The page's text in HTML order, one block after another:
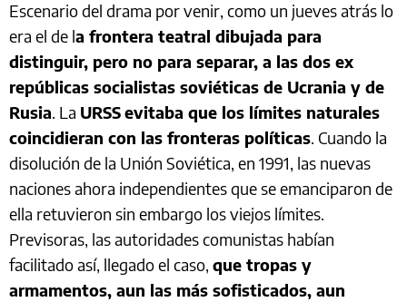
Escenario del drama por venir, como un jueves atrás lo
era el de la frontera teatral dibujada para
distinguir, pero no para separar, a las dos ex
repúblicas socialistas soviéticas de Ucrania y de
Rusia. La URSSevitaba que los límites naturales
coincidieran con las fronteras políticas. Cuando la
disolución de la Unión Soviética, en 1991, las nuevas
naciones ahora independientes que se emanciparon de
ella retuvieron sin embargo los viejos límites.
Previsoras, las autoridades comunistas habían
facilitado así, llegado el caso, que tropas y
armamentos, aun las más sofisticados, aun